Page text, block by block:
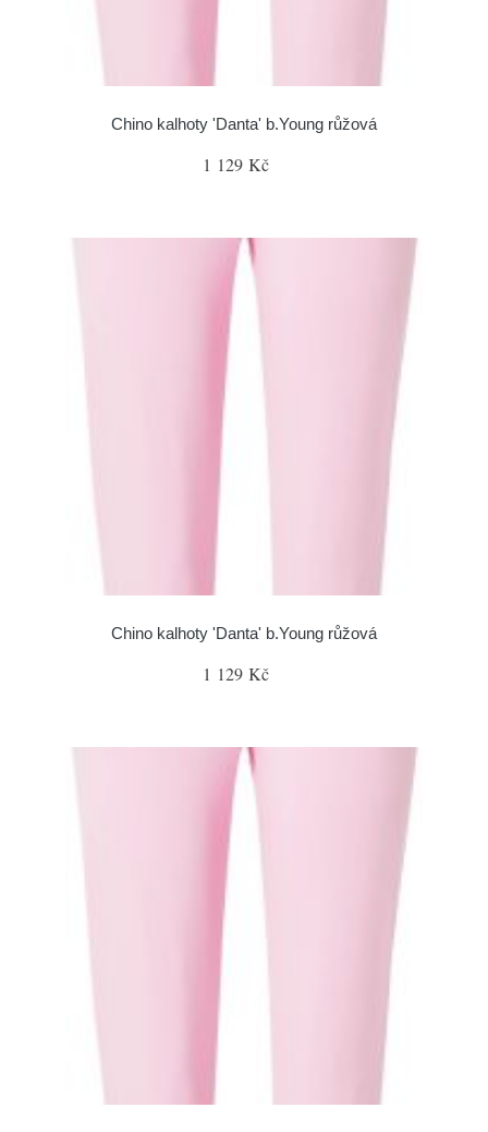
Chino kalhoty 'Danta' b.Young růžová
1 129 Kč
Chino kalhoty 'Danta' b.Young růžová
1 129 Kč